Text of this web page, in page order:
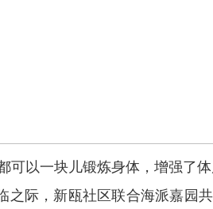
以一块儿锻炼身体，增强了
之际，新瓯社区联合海派嘉园